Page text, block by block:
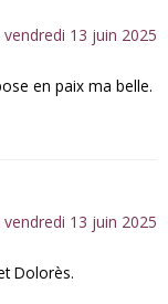
vendredi 13 juin 2025
en paix ma belle.
vendredi 13 juin 2025
Dolorès.